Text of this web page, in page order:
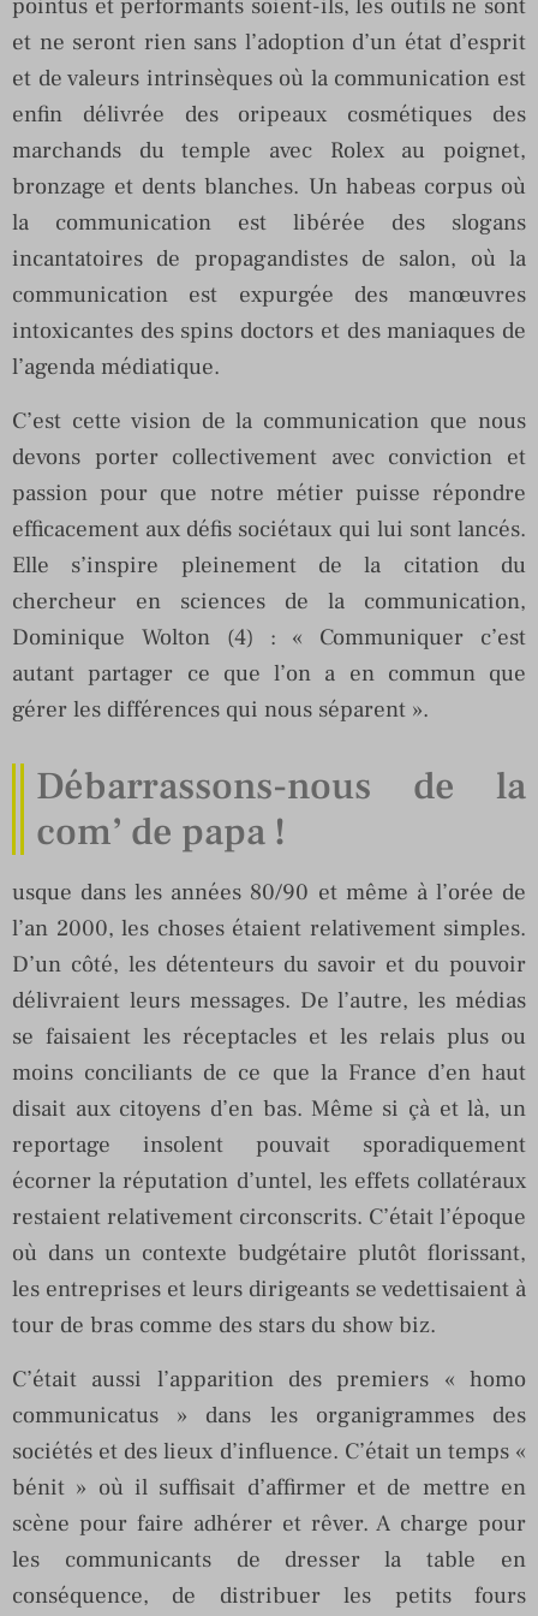
pointus et performants soient-ils, les outils ne sont
et ne seront rien sans l’adoption d’un état d’esprit
et de valeurs intrinsèques où la communication est
enfin délivrée des oripeaux cosmétiques des
marchands du temple avec Rolex au poignet,
bronzage et dents blanches. Un habeas corpus où
la communication est libérée des slogans
incantatoires de propagandistes de salon, où la
communication est expurgée des manœuvres
intoxicantes des spins doctors et des maniaques de
l’agenda médiatique.
C’est cette vision de la communication que nous
devons porter collectivement avec conviction et
passion pour que notre métier puisse répondre
efficacement aux défis sociétaux qui lui sont lancés.
Elle s’inspire pleinement de la citation du
chercheur en sciences de la communication,
Dominique Wolton (4) : « Communiquer c’est
autant partager ce que l’on a en commun que
gérer les différences qui nous séparent ».
Débarrassons-nous de la
com’ de papa !
usque dans les années 80/90 et même à l’orée de
l’an 2000, les choses étaient relativement simples.
D’un côté, les détenteurs du savoir et du pouvoir
délivraient leurs messages. De l’autre, les médias
se faisaient les réceptacles et les relais plus ou
moins conciliants de ce que la France d’en haut
disait aux citoyens d’en bas. Même si çà et là, un
reportage insolent pouvait sporadiquement
écorner la réputation d’untel, les effets collatéraux
restaient relativement circonscrits. C’était l’époque
où dans un contexte budgétaire plutôt florissant,
les entreprises et leurs dirigeants se vedettisaient à
tour de bras comme des stars du show biz.
C’était aussi l’apparition des premiers « homo
communicatus » dans les organigrammes des
sociétés et des lieux d’influence. C’était un temps «
bénit » où il suffisait d’affirmer et de mettre en
scène pour faire adhérer et rêver. A charge pour
les communicants de dresser la table en
conséquence, de distribuer les petits fours